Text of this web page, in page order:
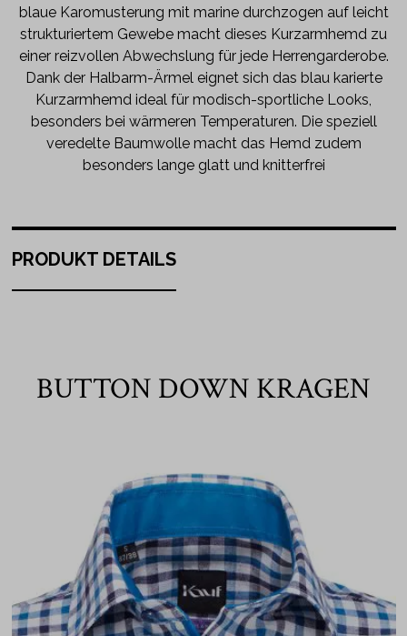
blaue Karomusterung mit marine durchzogen auf leicht
strukturiertem Gewebe macht dieses Kurzarmhemd zu
einer reizvollen Abwechslung für jede Herrengarderobe.
Dank der Halbarm-Ärmel eignet sich das blau karierte
Kurzarmhemd ideal für modisch-sportliche Looks,
besonders bei wärmeren Temperaturen. Die speziell
veredelte Baumwolle macht das Hemd zudem
besonders lange glatt und knitterfrei
PRODUKT DETAILS
BUTTON DOWN KRAGEN